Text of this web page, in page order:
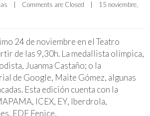
Comments are Closed
15 noviembre,
24 de noviembre en el Teatro
de las 9,30h. La medallista olímpica,
Juanma Castaño; o la
de Google, Maite Gómez, algunas
Esta edición cuenta con la
ICEX, EY, Iberdrola,
EDF Fenice,